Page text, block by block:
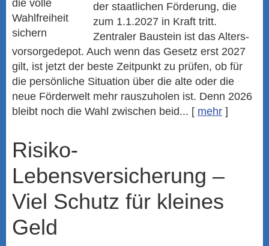
der staatlichen Förderung, die
zum 1.1.2027 in Kraft tritt.
Zentraler Baustein ist das Alters­
vorsorgedepot. Auch wenn das Gesetz erst 2027
gilt, ist jetzt der beste Zeitpunkt zu prüfen, ob für
die persönliche Situation über die alte oder die
neue Förderwelt mehr rauszuholen ist. Denn 2026
bleibt noch die Wahl zwischen beid... [ mehr ]
Risiko-
Lebensversicherung –
Viel Schutz für kleines
Geld